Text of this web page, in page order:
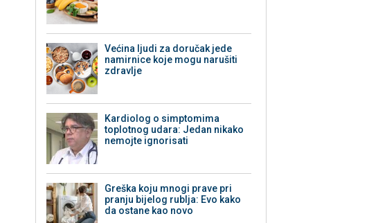
Većina ljudi za doručak jede
namirnice koje mogu narušiti
zdravlje
Kardiolog o simptomima
toplotnog udara: Jedan nikako
nemojte ignorisati
Greška koju mnogi prave pri
pranju bijelog rublja: Evo kako
da ostane kao novo